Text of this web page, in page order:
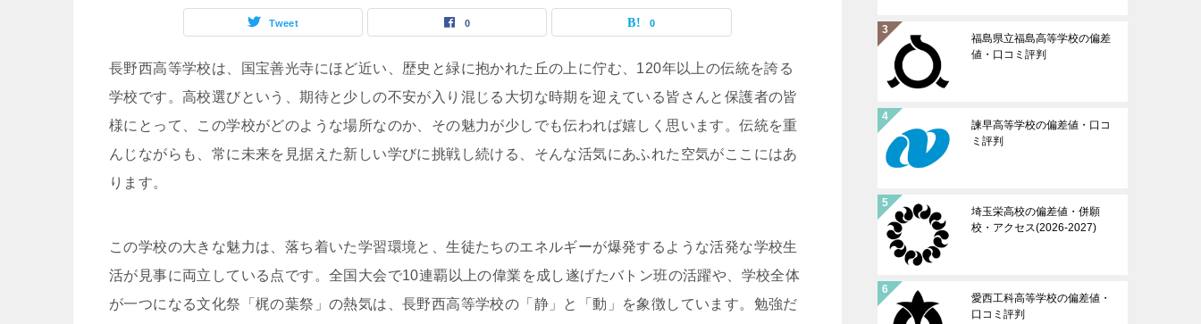
Tweet 0 0
長野西高等学校は、国宝善光寺にほど近い、歴史と緑に抱かれた丘の上に佇む、120年以上の伝統を誇る
学校です。高校選びという、期待と少しの不安が入り混じる大切な時期を迎えている皆さんと保護者の皆
様にとって、この学校がどのような場所なのか、その魅力が少しでも伝われば嬉しく思います。伝統を重
んじながらも、常に未来を見据えた新しい学びに挑戦し続ける、そんな活気にあふれた空気がここにはあ
ります。
この学校の大きな魅力は、落ち着いた学習環境と、生徒たちのエネルギーが爆発するような活発な学校生
活が見事に両立している点です。全国大会で10連覇以上の偉業を成し遂げたバトン班の活躍や、学校全体
が一つになる文化祭「梶の葉祭」の熱気は、長野西高等学校の「静」と「動」を象徴しています。勉強だ
福島県立福島高等学校の偏差
値・口コミ評判
諫早高等学校の偏差値・口コ
ミ評判
埼玉栄高校の偏差値・併願
校・アクセス(2026-2027)
愛西工科高等学校の偏差値・
口コミ評判